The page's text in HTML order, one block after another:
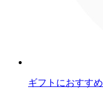
ギフトにおすすめ